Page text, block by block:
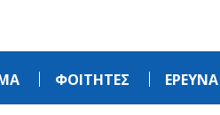
ΦΟΙΤΗΤΕΣ ΕΡΕΥΝΑ